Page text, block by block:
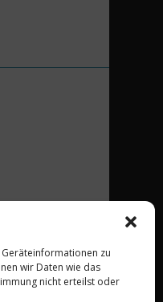
zu
wir Daten wie das
nicht erteilst oder